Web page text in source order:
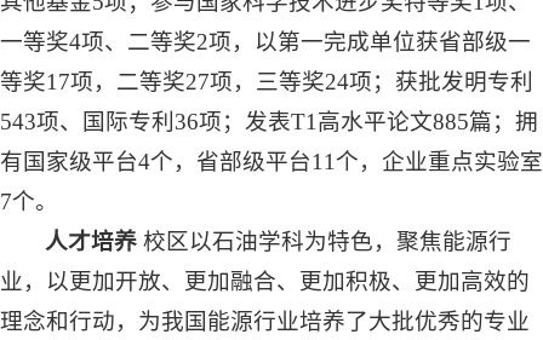
一等奖4项、二等奖2项，以第一完成单位获省部级一
等奖17项，二等奖27项，三等奖24项；获批发明专利
543项、国际专利36项；发表T1高水平论文885篇；拥
有国家级平台4个，省部级平台11个，企业重点实验室
7个。
人才培养校区以石油学科为特色，聚焦能源行
业，以更加开放、更加融合、更加积极、更加高效的
理念和行动，为我国能源行业培养了大批优秀的专业